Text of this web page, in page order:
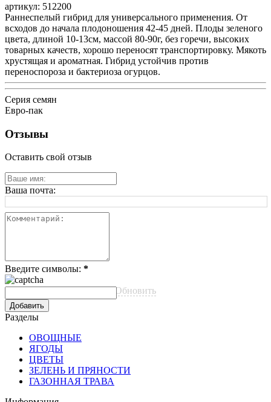
артикул: 512200
Раннеспелый гибрид для универсального применения. От
всходов до начала плодоношения 42-45 дней. Плоды зеленого
цвета, длиной 10-13см, массой 80-90г, без горечи, высоких
товарных качеств, хорошо переносят транспортировку. Мякоть
хрустящая и ароматная. Гибрид устойчив против
переноспороза и бактериоза огурцов.
Серия семян
Евро-пак
Отзывы
Оставить свой отзыв
Ваша почта:
Введите символы: *
Обновить
Разделы
ОВОЩНЫЕ
ЯГОДЫ
ЦВЕТЫ
ЗЕЛЕНЬ И ПРЯНОСТИ
ГАЗОННАЯ ТРАВА